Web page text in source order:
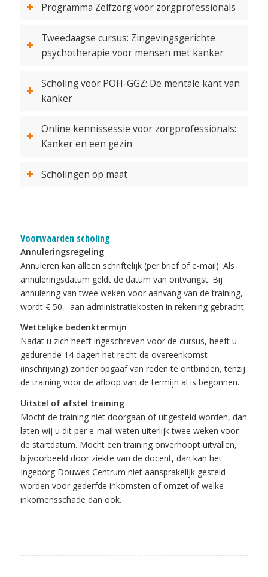
Programma Zelfzorg voor zorgprofessionals
Tweedaagse cursus: Zingevingsgerichte
psychotherapie voor mensen met kanker
Scholing voor POH-GGZ: De mentale kant van
kanker
Online kennissessie voor zorgprofessionals:
Kanker en een gezin
Scholingen op maat
Voorwaarden scholing
Annuleringsregeling
Annuleren kan alleen schriftelijk (per brief of e-mail). Als
annuleringsdatum geldt de datum van ontvangst. Bij
annulering van twee weken voor aanvang van de training,
wordt € 50,- aan administratiekosten in rekening gebracht.
Wettelijke bedenktermijn
Nadat u zich heeft ingeschreven voor de cursus, heeft u
gedurende 14 dagen het recht de overeenkomst
(inschrijving) zonder opgaaf van reden te ontbinden, tenzij
de training voor de afloop van de termijn al is begonnen.
Uitstel of afstel training
Mocht de training niet doorgaan of uitgesteld worden, dan
laten wij u dit per e-mail weten uiterlijk twee weken voor
de startdatum. Mocht een training onverhoopt uitvallen,
bijvoorbeeld door ziekte van de docent, dan kan het
Ingeborg Douwes Centrum niet aansprakelijk gesteld
worden voor gederfde inkomsten of omzet of welke
inkomensschade dan ook.